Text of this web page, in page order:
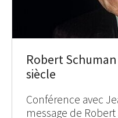
Robert
siècle
Conférence avec
message de